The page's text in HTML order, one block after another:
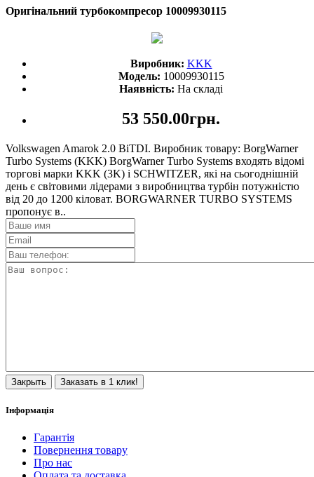
Оригінальний турбокомпресор 10009930115
Виробник: KKK
Модель: 10009930115
Наявність: На складі
53 550.00грн.
Volkswagen Amarok 2.0 BiTDI. Виробник товару: BorgWarner
Turbo Systems (KKK) BorgWarner Turbo Systems входять відомі
торгові марки KKK (3K) і SCHWITZER, які на сьогоднішній
день є світовими лідерами з виробництва турбін потужністю
від 20 до 1200 кіловат. BORGWARNER TURBO SYSTEMS
пропонує в..
Закрыть Заказать в 1 клик!
Інформація
Гарантія
Повернення товару
Про нас